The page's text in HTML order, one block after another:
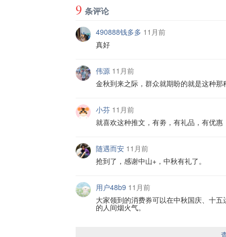
9 条评论
490888钱多多 11月前
真好
伟源 11月前
金秋到来之际，群众就期盼的就是这种
小芬 11月前
就喜欢这种推文，有劵，有礼品，有优惠
随遇而安 11月前
抢到了，感谢中山+，中秋有礼了。
用户48b9 11月前
大家领到的消费券可以在中秋国庆、十
的人间烟火气。